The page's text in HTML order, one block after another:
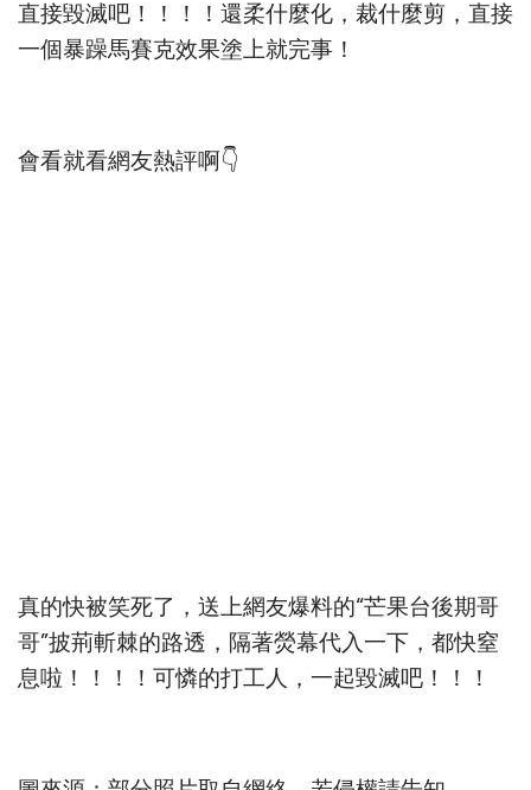
直接毀滅吧！！！！還柔什麼化，裁什麼剪，直接
一個暴躁馬賽克效果塗上就完事！
會看就看網友熱評啊👇
真的快被笑死了，送上網友爆料的“芒果台後期哥
哥”披荊斬棘的路透，隔著熒幕代入一下，都快窒
息啦！！！！可憐的打工人，一起毀滅吧！！！